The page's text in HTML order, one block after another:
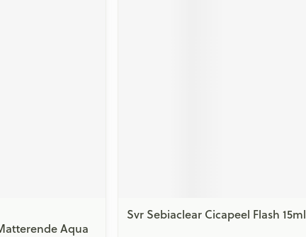
Aqua
Svr Sebiaclear Cicapeel Flash 15ml